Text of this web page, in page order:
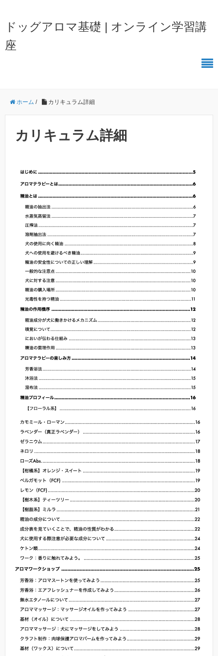
ドッグアロマ基礎 | オンライン学習講
座
ホーム / カリキュラム詳細
カリキュラム詳細